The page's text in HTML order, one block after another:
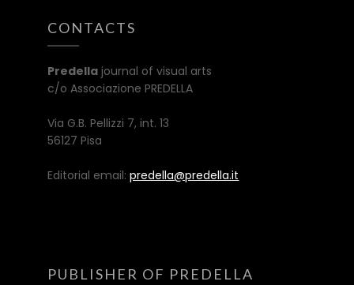
CONTACTS
Predella journal of visual arts
c/o Associazione PREDELLA
Via G.B. Pellizzi 7, int. 13
56127 Pisa
Editorial email:predella@predella.it
PUBLISHER OF PREDELLA